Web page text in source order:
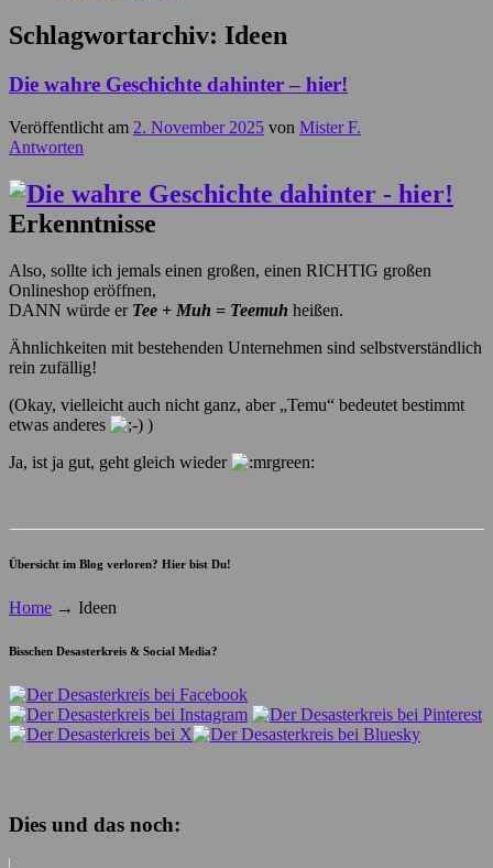
Schlagwortarchiv: Ideen
Die wahre Geschichte dahinter – hier!
Veröffentlicht am 2. November 2025 von Mister F.
Antworten
Erkenntnisse
Also, sollte ich jemals einen großen, einen RICHTIG großen
Onlineshop eröffnen,
DANN würde er Tee + Muh = Teemuh heißen.
Ähnlichkeiten mit bestehenden Unternehmen sind selbstverständlich
rein zufällig!
(Okay, vielleicht auch nicht ganz, aber „Temu“ bedeutet bestimmt
etwas anderes
)
Ja, ist ja gut, geht gleich wieder
Übersicht im Blog verloren? Hier bist Du!
Home → Ideen
Bisschen Desasterkreis & Social Media?
Dies und das noch: